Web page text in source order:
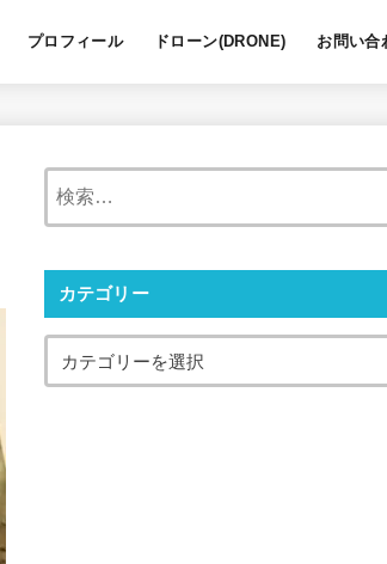
プロフィール ドローン(DRONE) お問い合
カテゴリー